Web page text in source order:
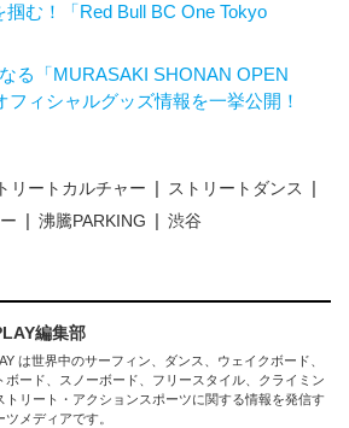
む！「Red Bull BC One Tokyo
る「MURASAKI SHONAN OPEN
フィシャルグッズ情報を一挙公開！
リートカルチャー
ストリートダンス
沸騰PARKING 渋谷
編集部
は世界中のサーフィン、ダンス、ウェイクボード、
ボード、スノーボード、フリースタイル、クライミン
トリート・アクションスポーツに関する情報を発信す
ツメディアです。